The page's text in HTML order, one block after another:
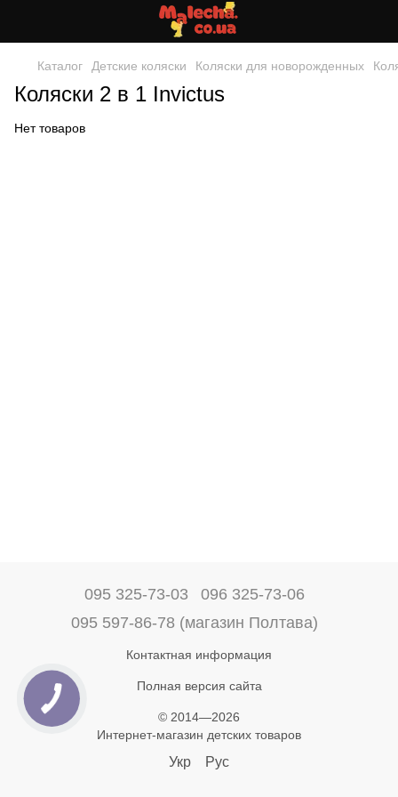
Каталог Детские коляски Коляски для новорожденных
Коляски 2 в 1 Invictus
Нет товаров
095 325-73-03
096 325-73-06
095 597-86-78 (магазин Полтава)
Контактная информация
Полная версия сайта
© 2014—2026
Интернет-магазин детских товаров
Укр Рус